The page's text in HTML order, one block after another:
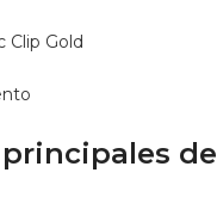
Clip Gold